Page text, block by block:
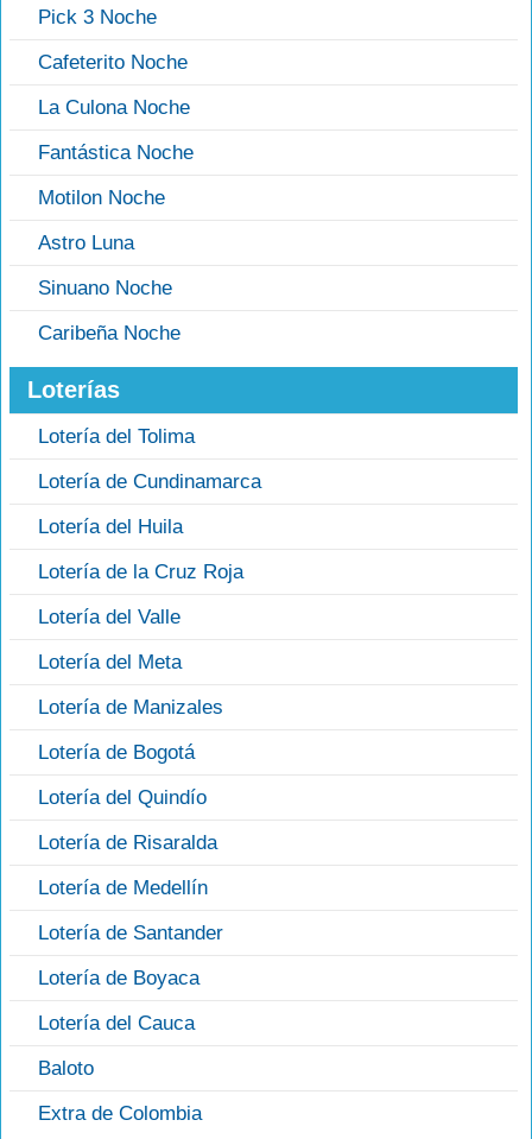
Pick 3 Noche
Cafeterito Noche
La Culona Noche
Fantástica Noche
Motilon Noche
Astro Luna
Sinuano Noche
Caribeña Noche
Loterías
Lotería del Tolima
Lotería de Cundinamarca
Lotería del Huila
Lotería de la Cruz Roja
Lotería del Valle
Lotería del Meta
Lotería de Manizales
Lotería de Bogotá
Lotería del Quindío
Lotería de Risaralda
Lotería de Medellín
Lotería de Santander
Lotería de Boyaca
Lotería del Cauca
Baloto
Extra de Colombia